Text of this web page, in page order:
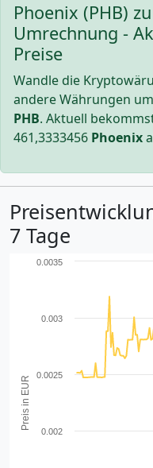
Phoenix (PHB)
Umrechnung -
Preise
Wandle die
andere Währungen
PHB. Aktuell
461,3333456 Phoenix
7 Tage
Preis in EUR
0.002
0.0025
0.003
0.0035